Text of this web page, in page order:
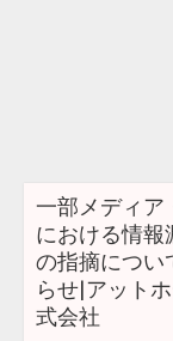
一部メディア
における情報
の指摘につい
らせ|アット
式会社